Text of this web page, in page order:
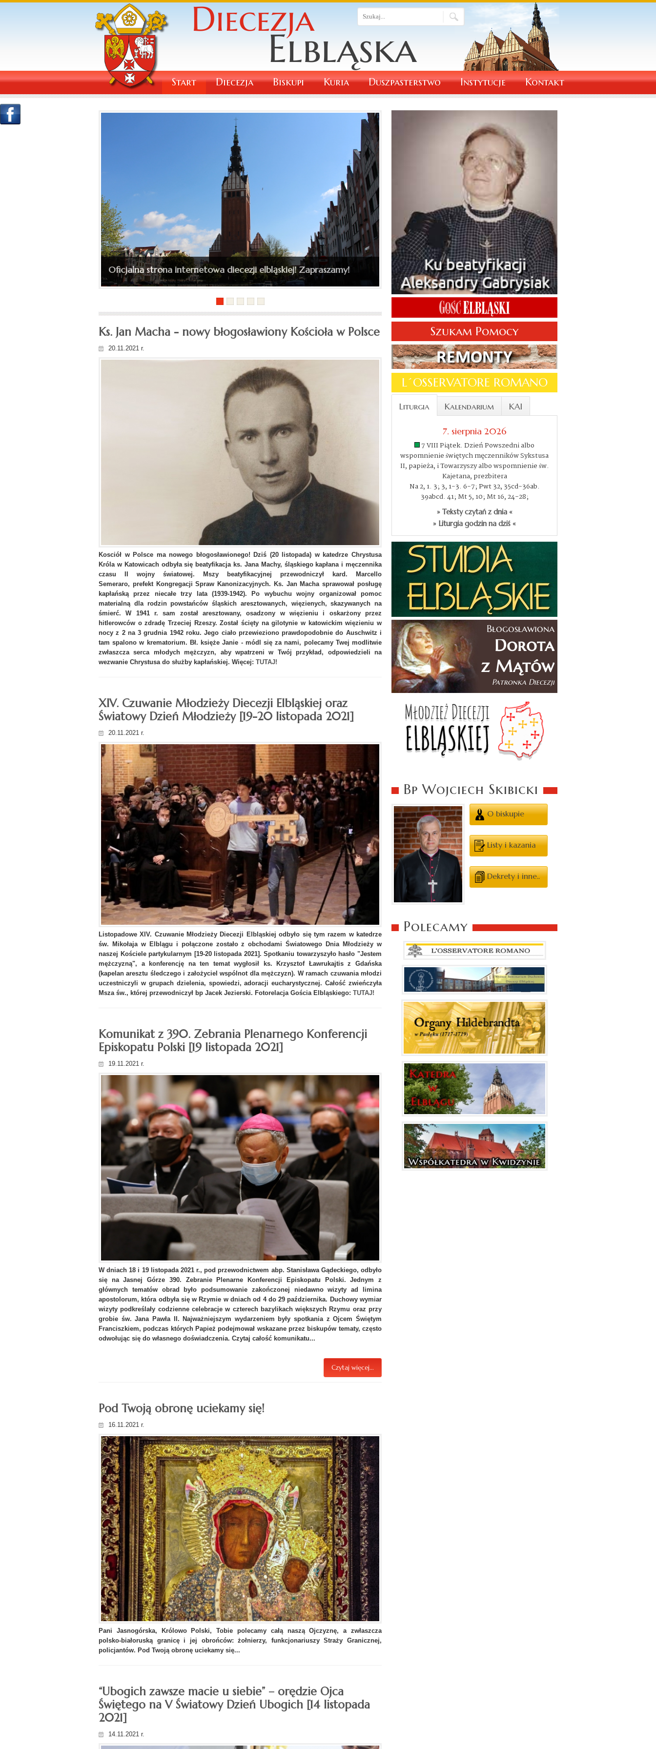
Start Diecezja Biskupi Kuria Duszpasterstwo Instytucje Kontakt
Ingres bp. Wojciecha Skibickiego do katedry św. Mikołaja
(depesza, fotorelacja)...
Ks. Jan Macha - nowy błogosławiony Kościoła w Polsce
20.11.2021 r.
Kosciół w Polsce ma nowego błogosławionego! Dziś (20 listopada) w katedrze Chrystusa
Króla w Katowicach odbyła się beatyfikacja ks. Jana Machy, śląskiego kapłana i męczennika
czasu II wojny światowej. Mszy beatyfikacyjnej przewodniczył kard. Marcello
Semeraro, prefekt Kongregacji Spraw Kanonizacyjnych. Ks. Jan Macha sprawował posługę
kapłańską przez niecałe trzy lata (1939-1942). Po wybuchu wojny organizował pomoc
materialną dla rodzin powstańców śląskich aresztowanych, więzienych, skazywanych na
śmierć. W 1941 r. sam został aresztowany, osadzony w więzieniu i oskarżony przez
hitlerowców o zdradę Trzeciej Rzeszy. Został ścięty na gilotynie w katowickim więzieniu w
nocy z 2 na 3 grudnia 1942 roku. Jego ciało przewieziono prawdopodobnie do Auschwitz i
tam spalono w krematorium. Bł. księże Janie - módl się za nami, polecamy Twej modlitwie
zwłaszcza serca młodych mężczyzn, aby wpatrzeni w Twój przykład, odpowiedzieli na
wezwanie Chrystusa do służby kapłańskiej. Więcej: TUTAJ!
XIV. Czuwanie Młodzieży Diecezji Elbląskiej oraz
Światowy Dzień Młodzieży [19-20 listopada 2021]
20.11.2021 r.
Listopadowe XIV. Czuwanie Młodzieży Diecezji Elbląskiej odbyło się tym razem w katedrze
św. Mikołaja w Elblągu i połączone zostało z obchodami Światowego Dnia Młodzieży w
naszej Kościele partykularnym [19-20 listopada 2021]. Spotkaniu towarzyszyło hasło "Jestem
mężczyzną", a konferencję na ten temat wygłosił ks. Krzysztof Ławrukajtis z Gdańska
(kapelan aresztu śledczego i założyciel wspólnot dla mężczyzn). W ramach czuwania młodzi
uczestniczyli w grupach dzielenia, spowiedzi, adoracji eucharystycznej. Całość zwieńczyła
Msza św., której przewodniczył bp Jacek Jezierski. Fotorelacja Gościa Elbląskiego: TUTAJ!
Komunikat z 390. Zebrania Plenarnego Konferencji
Episkopatu Polski [19 listopada 2021]
19.11.2021 r.
W dniach 18 i 19 listopada 2021 r., pod przewodnictwem abp. Stanisława Gądeckiego, odbyło
się na Jasnej Górze 390. Zebranie Plenarne Konferencji Episkopatu Polski. Jednym z
głównych tematów obrad było podsumowanie zakończonej niedawno wizyty ad limina
apostolorum, która odbyła się w Rzymie w dniach od 4 do 29 października. Duchowy wymiar
wizyty podkreślały codzienne celebracje w czterech bazylikach większych Rzymu oraz przy
grobie św. Jana Pawła II. Najważniejszym wydarzeniem były spotkania z Ojcem Świętym
Franciszkiem, podczas których Papież podejmował wskazane przez biskupów tematy, często
odwołując się do własnego doświadczenia. Czytaj całość komunikatu...
Czytaj więcej...
Pod Twoją obronę uciekamy się!
16.11.2021 r.
Pani Jasnogórska, Królowo Polski, Tobie polecamy całą naszą Ojczyznę, a zwłaszcza
polsko-białoruską granicę i jej obrońców: żołnierzy, funkcjonariuszy Straży Granicznej,
policjantów. Pod Twoją obronę uciekamy się...
“Ubogich zawsze macie u siebie” – orędzie Ojca
Świętego na V Światowy Dzień Ubogich [14 listopada
2021]
14.11.2021 r.
Szukam Pomocy
L´OSSERVATORE ROMANO
Liturgia Kalendarium KAI
7. sierpnia 2026
7 VIII Piątek. Dzień Powszedni albo
wspomnienie świętych męczenników Sykstusa
II, papieża, i Towarzyszy albo wspomnienie św.
Kajetana, prezbitera
Na 2, 1. 3; 3, 1-3. 6-7; Pwt 32, 35cd-36ab.
39abcd. 41; Mt 5, 10; Mt 16, 24-28;
» Teksty czytań z dnia «
» Liturgia godzin na dziś «
Bp Wojciech Skibicki
O biskupie
Listy i kazania
Dekrety i inne..
Polecamy